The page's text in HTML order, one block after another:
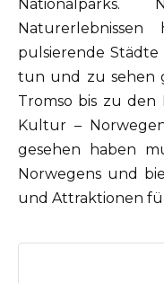
pulsierende
tun und zu sehen
Tromso bis zu den
Kultur –
gesehen haben
Norwegens und
und Attraktionen